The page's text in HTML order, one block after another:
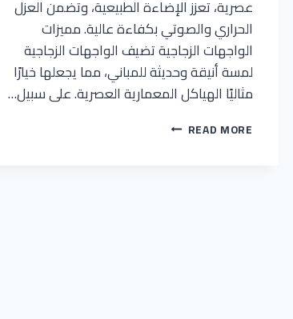
عصرية، تعزز الإضاءة الطبيعية، وتضمن العزل
الحراري والصوتي بكفاءة عالية. مميزات
الواجهات الزجاجية تضيف الواجهات الزجاجية
لمسة أنيقة وحديثة للمباني، مما يجعلها خيارًا
مثاليًا الهياكل المعمارية العصرية. على سبيل…
READ MORE شركة